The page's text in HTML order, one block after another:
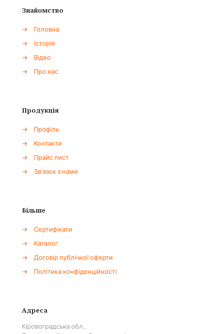
Знайомство
→
Головна
→
Історія
→
Відео
→
Про нас
Продукція
→
Профіль
→
Контакти
→
Прайс лист
→
Зв'язок з нами
Більше
→
Сертифікати
→
Каталог
→
Договір публічної оферти
→
Політика конфіденційності
Адреса
Кіровоградська обл.,